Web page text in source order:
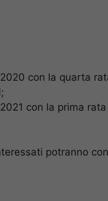
con la quarta
;
con la prima
potranno